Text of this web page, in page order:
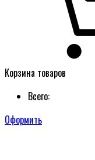
Корзина товаров
Всего:
Оформить